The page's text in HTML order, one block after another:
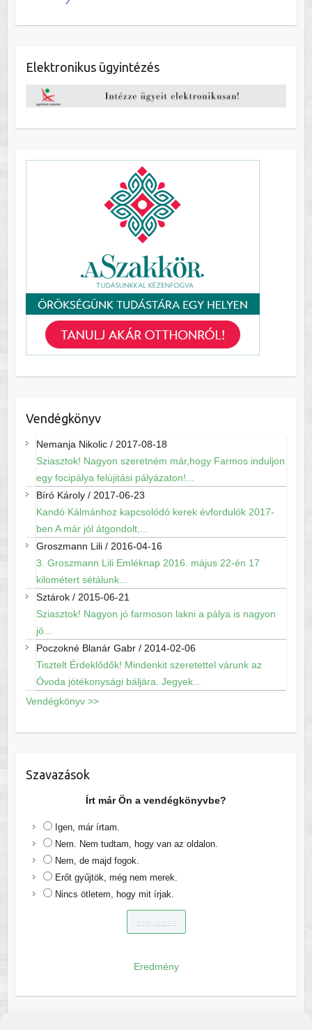
Elektronikus ügyintézés
Vendégkönyv
Nemanja Nikolic/ 2017-08-18
Sziasztok! Nagyon szeretném már,hogy Farmos induljon
egy focipálya felújitási pályázaton!...
Bíró Károly/ 2017-06-23
Kandó Kálmánhoz kapcsolódó kerek évfordulók 2017-
ben A már jól átgondolt,...
Groszmann Lili/ 2016-04-16
3. Groszmann Lili Emléknap 2016. május 22-én 17
kilométert sétálunk...
Sztárok/ 2015-06-21
Sziasztok! Nagyon jó farmoson lakni a pálya is nagyon
jó...
Poczokné Blanár Gabr/ 2014-02-06
Tisztelt Érdeklődők! Mindenkit szeretettel várunk az
Óvoda jótékonysági báljára. Jegyek...
Vendégkönyv >>
Szavazások
Írt már Ön a vendégkönyvbe?
Igen, már írtam.
Nem. Nem tudtam, hogy van az oldalon.
Nem, de majd fogok.
Erőt gyűjtök, még nem merek.
Nincs ötletem, hogy mit írjak.
Eredmény